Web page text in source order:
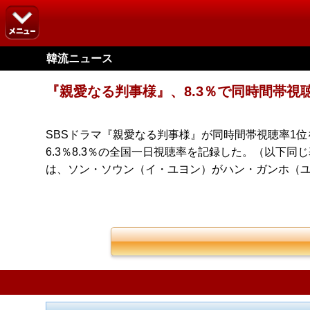
韓流ニュース
『親愛なる判事様』、8.3％で同時間帯視
SBSドラマ『親愛なる判事様』が同時間帯視聴率1
6.3％8.3％の全国一日視聴率を記録した。（以下同
は、ソン・ソウン（イ・ユヨン）がハン・ガンホ（